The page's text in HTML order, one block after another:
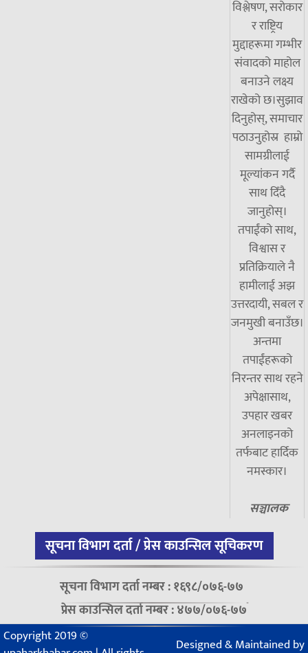
विश्लेषण, सरोकार
र राष्ट्रिय
मुद्दाहरूमा गम्भीर
संवादको माहोल
बनाउने लक्ष्य
राखेको छ।सुझाव
दिनुहोस्, समाचार
पठाउनुहोस्र हाम्रो
सामग्रीलाई
मूल्यांकन गर्दै
साथ दिँदै
जानुहोस्।
तपाईंको साथ,
विश्वास र
प्रतिक्रियाले नै
हामीलाई अझ
उत्तरदायी, सबल र
जनमुखी बनाउँछ।
अन्तमा
तपाईंहरूको
निरन्तर साथ रहने
अपेक्षासाथ,
उपहार खबर
अनलाइनको
तर्फबाट हार्दिक
नमस्कार।
सञ्चालक
सूचना विभाग दर्ता / प्रेस काउन्सिल सूचिकरण
सूचना विभाग दर्ता नम्बर : १६९८/०७६-७७
प्रेस काउन्सिल दर्ता नम्बर : ४७७/०७६-७७
Copyright 2019 ©
Designed & Maintained by